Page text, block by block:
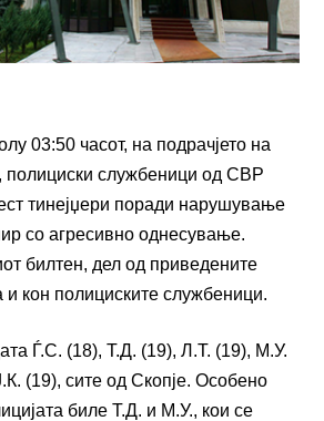
03:50 часот, на подрачјето на
полициски службеници од СВР
тинејџери поради нарушување
со агресивно однесување.
билтен, дел од приведените
и кон полициските службеници.
Ѓ.С. (18), Т.Д. (19), Л.Т. (19), М.У.
(19), сите од Скопје. Особено
биле Т.Д. и М.У., кои се